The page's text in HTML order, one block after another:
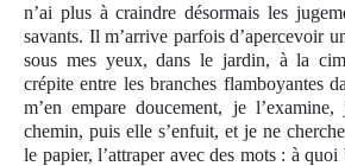
n’ai plus à craindre désormais les
savants. Il m’arrive parfois d’apercevoir
sous mes yeux, dans le jardin, à la
crépite entre les branches flamboyantes
m’en empare doucement, je
chemin, puis elle s’enfuit, et je ne
le papier, l’attraper avec des mots : à